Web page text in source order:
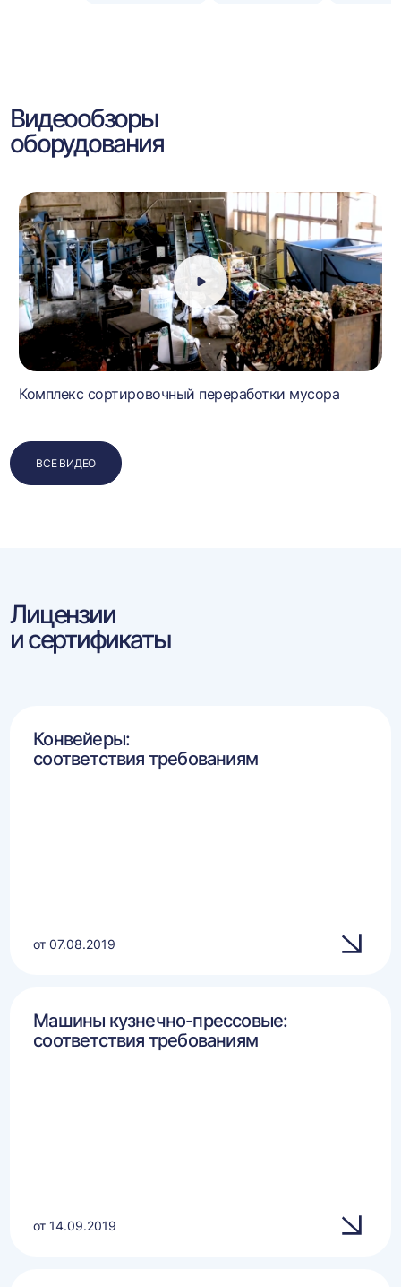
Видеообзоры
оборудования
Комплекс сортировочный переработки мусора
ВСЕ ВИДЕО
Лицензии
и сертификаты
Конвейеры:
соответствия требованиям
от 07.08.2019
Машины кузнечно-прессовые:
соответствия требованиям
от 14.09.2019